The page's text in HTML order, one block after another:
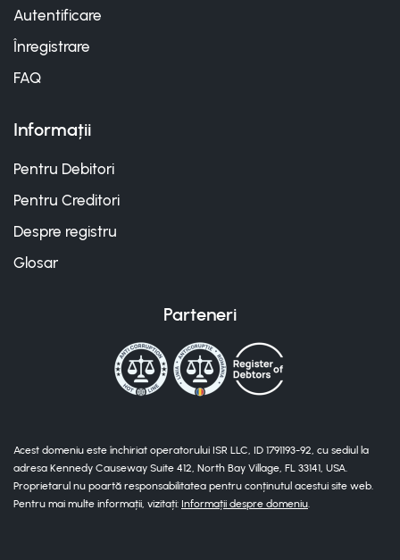
Autentificare
Înregistrare
FAQ
Informații
Pentru Debitori
Pentru Creditori
Despre registru
Glosar
Parteneri
Acest domeniu este închiriat operatorului ISR LLC, ID 1791193-92, cu sediul la
adresa Kennedy Causeway Suite 412, North Bay Village, FL 33141, USA.
Proprietarul nu poartă responsabilitatea pentru conținutul acestui site web.
Pentru mai multe informații, vizitați: Informații despre domeniu.